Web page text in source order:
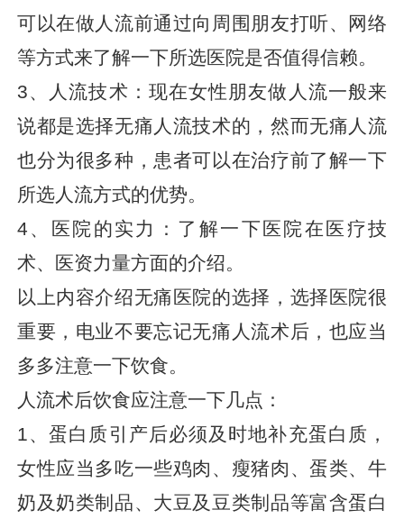
可以在做人流前通过向周围朋友打听、网络
等方式来了解一下所选医院是否值得信赖。
3、人流技术：现在女性朋友做人流一般来
说都是选择无痛人流技术的，然而无痛人流
也分为很多种，患者可以在治疗前了解一下
所选人流方式的优势。
4、医院的实力：了解一下医院在医疗技
术、医资力量方面的介绍。
以上内容介绍无痛医院的选择，选择医院很
重要，电业不要忘记无痛人流术后，也应当
多多注意一下饮食。
人流术后饮食应注意一下几点：
1、蛋白质引产后必须及时地补充蛋白质，
女性应当多吃一些鸡肉、瘦猪肉、蛋类、牛
奶及奶类制品、大豆及豆类制品等富含蛋白